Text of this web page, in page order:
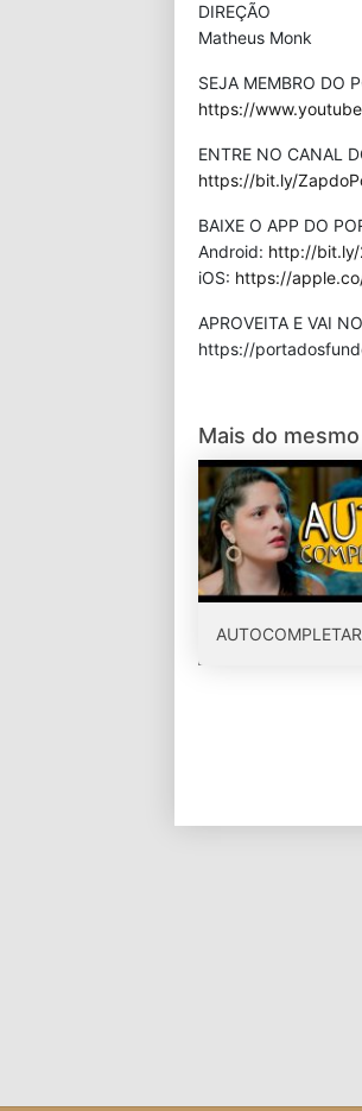
DIREÇÃO
Matheus Monk
SEJA MEMBRO DO
https://
ENTRE NO CANAL
https://bit.ly/
BAIXE O APP DO
Android: http://bit.ly/
iOS: https://
APROVEITA E VAI
⁠https://
Mais do mesmo
AUTOCOMPLETAR